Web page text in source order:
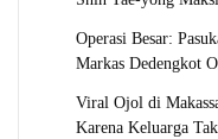
Operasi Besar:
Markas Dedengkot
Viral Ojol di
Karena Keluarga